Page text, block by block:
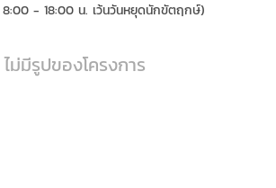
- 18:00 น. เว้นวันหยุดนักขัตฤกษ์)
ไม่มีรูปของโครงการ